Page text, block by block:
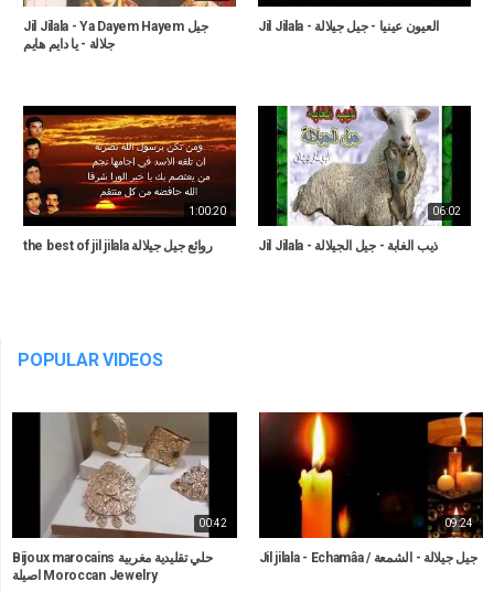
Jil Jilala - Ya Dayem Hayem جيل
جلالة - يا دايم هايم
Jil Jilala - العيون عينيا - جيل جيلالة
1:00:20
the best of jil jilala روائع جيل جيلالة
06:02
Jil Jilala - ذيب الغابة - جيل الجيلالة
POPULAR VIDEOS
00:42
Bijoux marocains حلي تقليدية مغربية
اصيلة Moroccan Jewelry
09:24
Jil jilala - Echamâa / جيل جيلالة - الشمعة